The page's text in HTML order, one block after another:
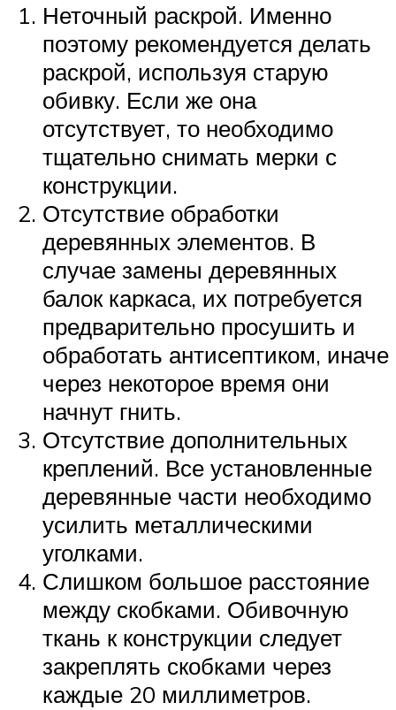
Неточный раскрой. Именно
поэтому рекомендуется делать
раскрой, используя старую
обивку. Если же она
отсутствует, то необходимо
тщательно снимать мерки с
конструкции.
Отсутствие обработки
деревянных элементов. В
случае замены деревянных
балок каркаса, их потребуется
предварительно просушить и
обработать антисептиком, иначе
через некоторое время они
начнут гнить.
Отсутствие дополнительных
креплений. Все установленные
деревянные части необходимо
усилить металлическими
уголками.
Слишком большое расстояние
между скобками. Обивочную
ткань к конструкции следует
закреплять скобками через
каждые 20 миллиметров.